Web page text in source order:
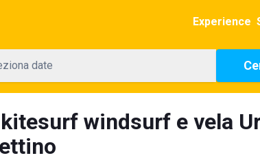
Experience
date
windsurf e vela